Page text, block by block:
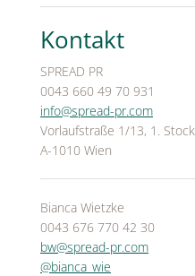
Kontakt
SPREAD PR
0043 660 49 70 931
info@spread-pr.com
Vorlaufstraße 1/13, 1. Stock
A-1010 Wien
Bianca Wietzke
0043 676 770 42 30
bw@spread-pr.com
@bianca_wie